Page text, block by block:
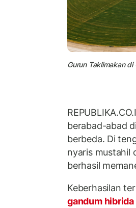
Gurun Taklimakan
berabad-abad
berbeda. Di
nyaris mustahil
berhasil
Keberhasilan
gandum hibrida